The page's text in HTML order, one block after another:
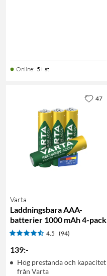
Online: 5+ st
Varta
Laddningsbara AAA-
batterier 1000 mAh 4-pack
4.5 (94)
139:-
Hög prestanda och kapacitet
från Varta
47